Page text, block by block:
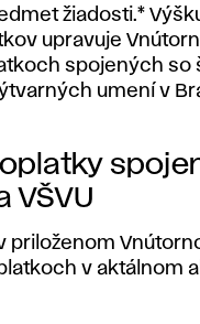
žiadosti.*
upravuje
spojených so
umení v
VŠVU
priloženom
v aktálnom